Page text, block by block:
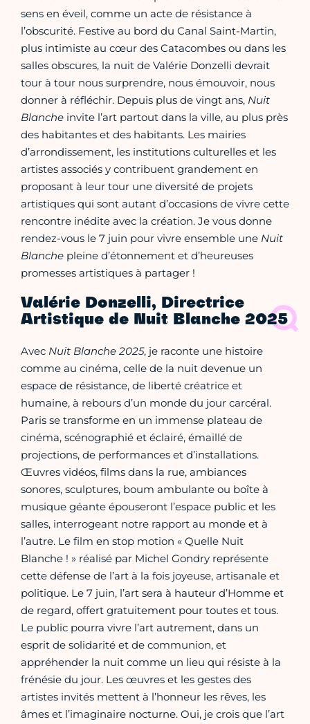
sens en éveil, comme un acte de résistance à
l’obscurité. Festive au bord du Canal Saint-Martin,
plus intimiste au cœur des Catacombes ou dans les
salles obscures, la nuit de Valérie Donzelli devrait
tour à tour nous surprendre, nous émouvoir, nous
donner à réfléchir. Depuis plus de vingt ans, Nuit
Blanche invite l’art partout dans la ville, au plus près
des habitantes et des habitants. Les mairies
d’arrondissement, les institutions culturelles et les
artistes associés y contribuent grandement en
proposant à leur tour une diversité de projets
artistiques qui sont autant d’occasions de vivre cette
rencontre inédite avec la création. Je vous donne
rendez-vous le 7 juin pour vivre ensemble une Nuit
Blanche pleine d’étonnement et d’heureuses
promesses artistiques à partager !
Valérie Donzelli, Directrice
Artistique de Nuit Blanche 2025
Avec Nuit Blanche 2025, je raconte une histoire
comme au cinéma, celle de la nuit devenue un
espace de résistance, de liberté créatrice et
humaine, à rebours d’un monde du jour carcéral.
Paris se transforme en un immense plateau de
cinéma, scénographié et éclairé, émaillé de
projections, de performances et d’installations.
Œuvres vidéos, films dans la rue, ambiances
sonores, sculptures, boum ambulante ou boîte à
musique géante épouseront l’espace public et les
salles, interrogeant notre rapport au monde et à
l’autre. Le film en stop motion « Quelle Nuit
Blanche ! » réalisé par Michel Gondry représente
cette défense de l’art à la fois joyeuse, artisanale et
politique. Le 7 juin, l’art sera à hauteur d’Homme et
de regard, offert gratuitement pour toutes et tous.
Le public pourra vivre l’art autrement, dans un
esprit de solidarité et de communion, et
appréhender la nuit comme un lieu qui résiste à la
frénésie du jour. Les œuvres et les gestes des
artistes invités mettent à l’honneur les rêves, les
âmes et l’imaginaire nocturne. Oui, je crois que l’art